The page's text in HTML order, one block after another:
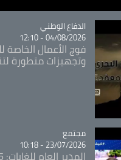
Catégorie
الدفاع الوطني
04/08/2026 - 12:10
فوج الأعمال الخاصة
وتجهيزات متطورة
Catégorie
مجتمع
23/07/2026 - 10:18